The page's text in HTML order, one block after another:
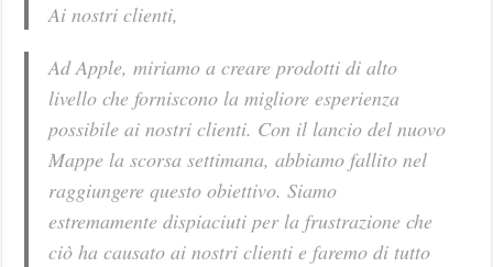
Ai nostri clienti,
Ad Apple, miriamo a creare prodotti di alto
livello che forniscono la migliore esperienza
possibile ai nostri clienti. Con il lancio del nuovo
Mappe la scorsa settimana, abbiamo fallito nel
raggiungere questo obiettivo. Siamo
estremamente dispiaciuti per la frustrazione che
ciò ha causato ai nostri clienti e faremo di tutto